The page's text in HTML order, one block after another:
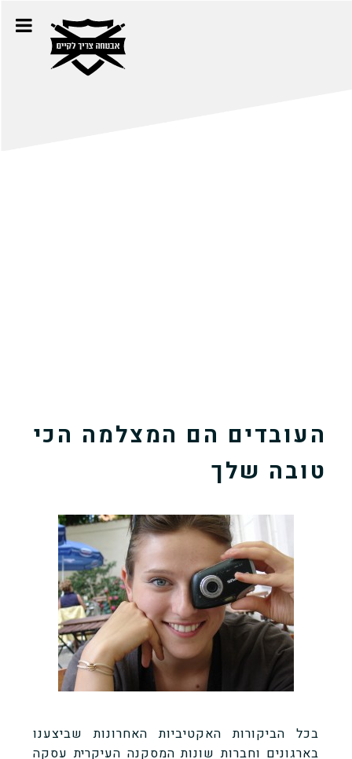
העובדים הם המצלמה הכי
טובה שלך
בכל הביקורות האקטיביות האחרונות שביצענו
בארגונים וחברות שונות המסקנה העיקרית עסקה